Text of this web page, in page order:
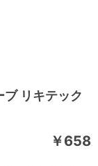
リキテック
￥658